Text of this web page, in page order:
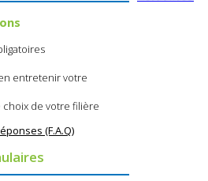
entretenir votre
choix de votre filière
(F.A.Q)